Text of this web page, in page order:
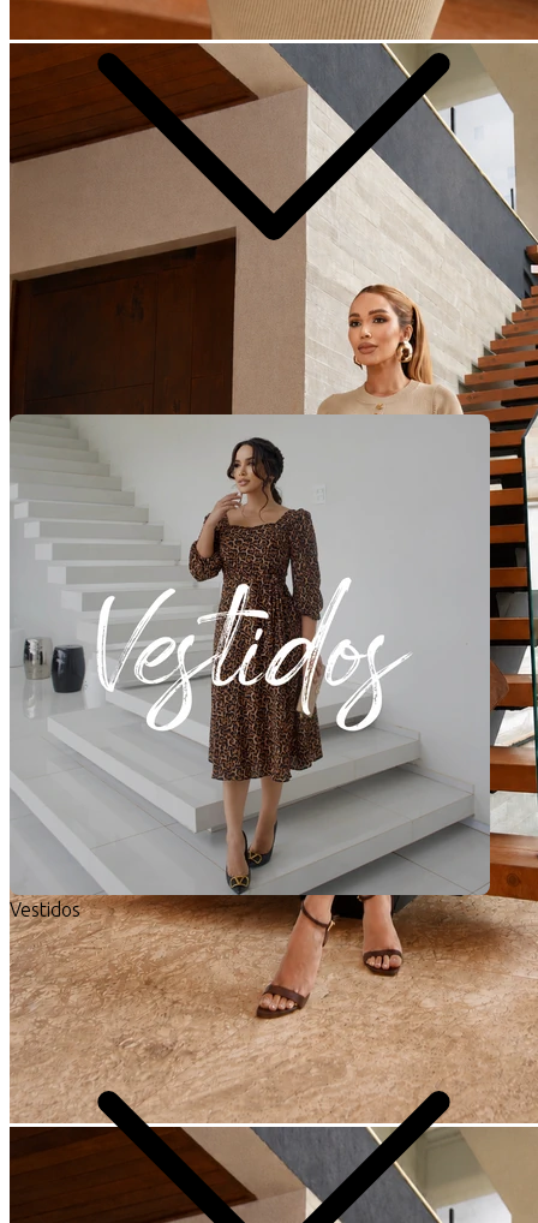
Vestidos